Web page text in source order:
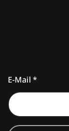
E-Mail *